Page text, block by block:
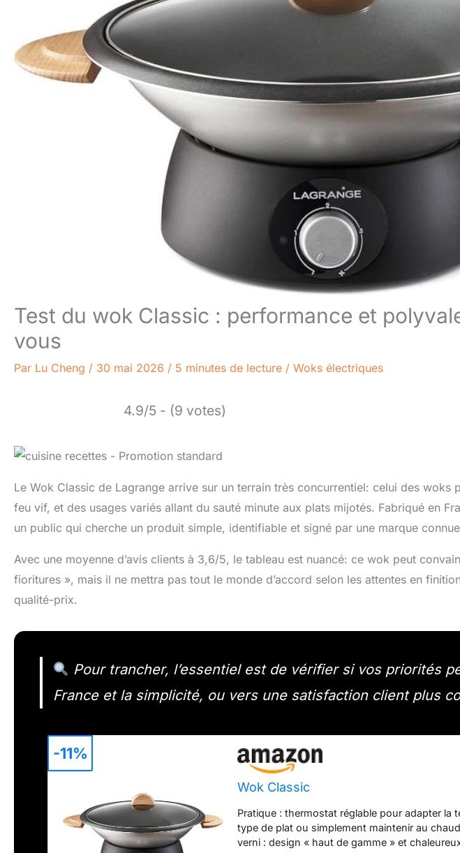
Test du wok Classic : performance et
vous
Par Lu Cheng / 30 mai 2026 / 5 minutes de lecture / Woks électriques
4.9/5 - (9 votes)
Le Wok Classic de Lagrange arrive sur un terrain très concurrentiel: celui des woks
feu vif, et des usages variés allant du sauté minute aux plats mijotés. Fabriqué en
un public qui cherche un produit simple, identifiable et signé par une marque
Avec une moyenne d’avis clients à 3,6/5, le tableau est nuancé: ce wok peut
fioritures », mais il ne mettra pas tout le monde d’accord selon les attentes en
qualité-prix.
Pour trancher, l’essentiel est de vérifier si vos priorités
France et la simplicité, ou vers une satisfaction client plus
Wok Classic
Pratique : thermostat réglable pour adapter la
type de plat ou simplement maintenir au
verni : design « haut de gamme » et
-11%